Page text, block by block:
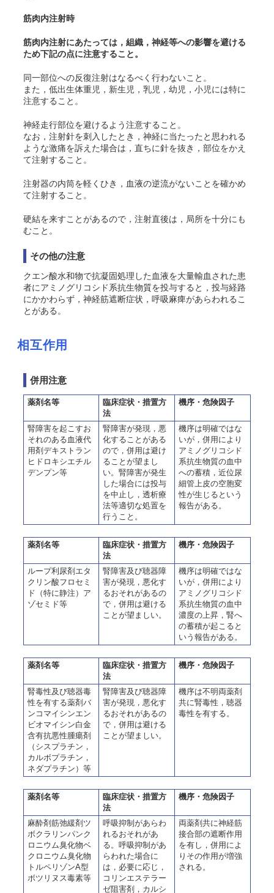
筋肉内注射時
筋肉内注射にあたっては，組織，神経等への影響を避ける
ため下記の点に注意すること。
同一部位への反復注射はなるべく行わないこと。
また，低出生体重児，新生児，乳児，幼児，小児には特に
注意すること。
神経走行部位を避けるよう注意すること。
なお，注射針を刺入したとき，神経に当たったと思われる
ような激痛を訴えた場合は，直ちに針を抜き，部位をかえ
て注射すること。
注射器の内筒を軽くひき，血液の逆流がないことを確かめ
て注射すること。
硬結を来すことがあるので，注射直後は，局所を十分にも
むこと。
その他の注意
クエン酸水和物で抗凝固処理した血液を大量輸血された患
者にアミノグリコシド系抗生物質を投与すると，投与経路
にかかわらず，神経筋遮断症状，呼吸麻痺があらわれるこ
とがある。
相互作用
併用注意
薬剤名等
臨床症状・措置方
法
機序・危険因子
腎障害を起こすお
それのある血液代
用剤デキストラン
ヒドロキシエチル
デンプン等
腎障害が発現，悪
化することがある
ので，併用は避け
ることが望まし
い。腎障害が発生
した場合には投与
を中止し，透析療
法等適切な処置を
行うこと。
機序は明確ではな
いが，併用により
アミノグリコシド
系抗生物質の血中
への蓄積，近位尿
細管上皮の空胞変
性が生じるという
報告がある。
薬剤名等
臨床症状・措置方
法
機序・危険因子
ループ利尿剤エタ
クリン酸フロセミ
ド（特に静注）ア
ゾセミド等
腎障害及び聴器障
害が発現，悪化す
るおそれがあるの
で，併用は避ける
ことが望ましい。
機序は明確ではな
いが，併用により
アミノグリコシド
系抗生物質の血中
濃度の上昇，腎へ
の蓄積が起こると
いう報告がある。
薬剤名等
臨床症状・措置方
法
機序・危険因子
腎毒性及び聴器毒
性を有する薬剤バ
ンコマイシンエン
ビオマイシン白金
含有抗悪性腫瘍剤
（シスプラチン，
カルボプラチン，
ネダプラチン）等
腎障害及び聴器障
害が発現，悪化す
るおそれがあるの
で，併用は避ける
ことが望ましい。
機序は不明両薬剤
共に腎毒性，聴器
毒性を有する。
薬剤名等
臨床症状・措置方
法
機序・危険因子
麻酔剤筋弛緩剤ツ
ボクラリンパンク
ロニウム臭化物ベ
クロニウム臭化物
トルペリゾンA型
ボツリヌス毒素等
呼吸抑制があらわ
れるおそれがあ
る。呼吸抑制があ
らわれた場合に
は，必要に応じ，
コリンエステラー
ゼ阻害剤，カルシ
両薬剤共に神経筋
接合部の遮断作用
を有し，併用によ
りその作用が増強
される。